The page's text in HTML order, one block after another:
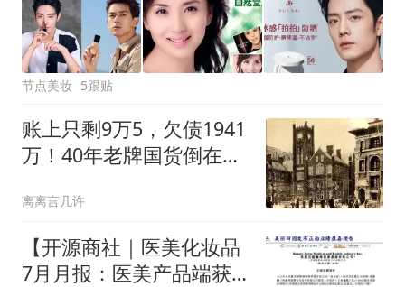
节点美妆 5跟贴
账上只剩9万5，欠债1941
万！40年老牌国货倒在了
离离言几许
【开源商社｜医美化妆品
7月月报：医美产品端获